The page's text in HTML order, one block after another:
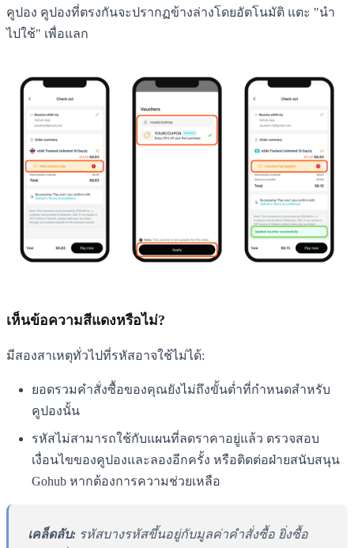
คูปอง คูปองที่ตรงกันจะปรากฏข้างล่างโดยอัตโนมัติ แตะ "นำ
ไปใช้" เพื่อแลก
เห็นข้อความสีแดงหรือไม่?
มีสองสาเหตุทั่วไปที่รหัสอาจใช้ไม่ได้:
ยอดรวมคำสั่งซื้อของคุณยังไม่ถึงขั้นต่ำที่กำหนดสำหรับ
คูปองนั้น
รหัสไม่สามารถใช้กับแผนที่ลดราคาอยู่แล้ว ตรวจสอบ
เงื่อนไขของคูปองและลองอีกครั้ง หรือติดต่อฝ่ายสนับสนุน
Gohub หากต้องการความช่วยเหลือ
เคล็ดลับ: รหัสบางรหัสขึ้นอยู่กับมูลค่าคำสั่งซื้อ ยิ่งซื้อ